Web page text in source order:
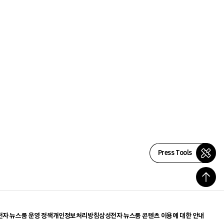
Press Tools
자 뉴스룸 운영 정책개인정보처리방침삼성전자 뉴스룸 콘텐츠 이용에 대한 안내